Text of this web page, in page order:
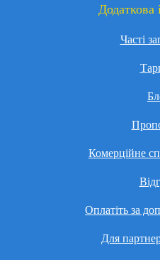
Додаткова
Часті
Комерційне
Оплатіть за
Для